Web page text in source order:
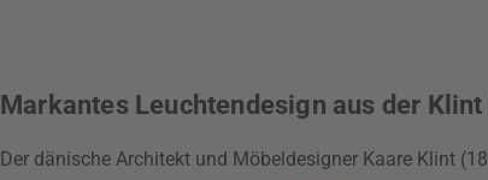
Markantes Leuchtendesign aus der
Der dänische Architekt und Möbeldesigner Kaare Klint